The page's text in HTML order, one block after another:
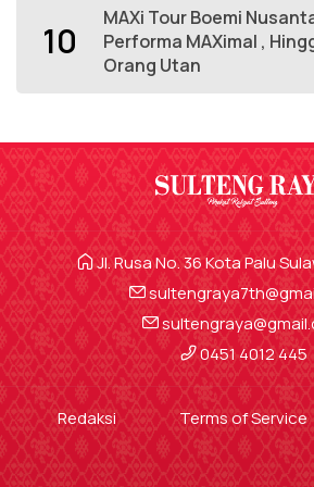
10
MAXi Tour Boemi
Performa MAXimal ,
Orang Utan
Jl. Rusa No. 36 Kota Palu
0451 4012 445
Redaksi Terms of Service